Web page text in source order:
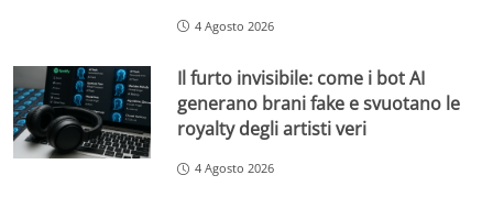
4 Agosto 2026
Il furto invisibile: come i bot AI
generano brani fake e svuotano le
royalty degli artisti veri
4 Agosto 2026